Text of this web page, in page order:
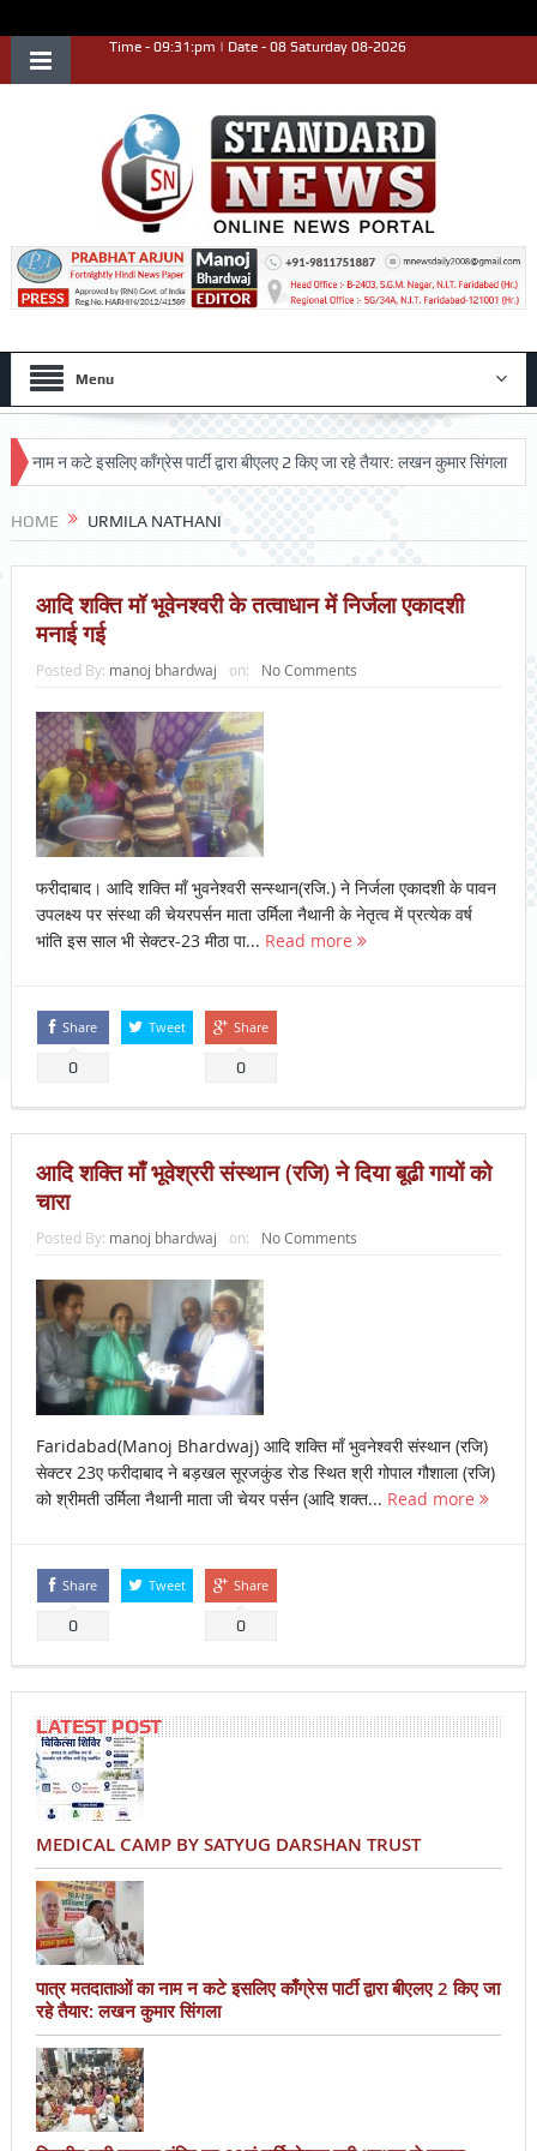
Time - 09:31:pm | Date - 08 Saturday 08-2026
Menu
न कटे इसलिए काँग्रेस पार्टी द्वारा बीएलए 2 किए जा रहे तैयार: लखन कुमार सिंगला
HOME URMILA NATHANI
आदि शक्ति मॉ भूवेनश्वरी के तत्वाधान में निर्जला एकादशी
मनाई गई
Posted By: manoj bhardwaj on: No Comments
फरीदाबाद। आदि शक्ति माँ भुवनेश्वरी सन्स्थान(रजि.) ने निर्जला एकादशी के पावन
उपलक्ष्य पर संस्था की चेयरपर्सन माता उर्मिला नैथानी के नेतृत्व में प्रत्येक वर्ष
भांति इस साल भी सेक्टर-23 मीठा पा... Read more
Share
0
Tweet Share
0
आदि शक्ति माँ भूवेश्ररी संस्थान (रजि) ने दिया बूढी गायों को
चारा
Posted By: manoj bhardwaj on: No Comments
Faridabad(Manoj Bhardwaj) आदि शक्ति माँ भुवनेश्वरी संस्थान (रजि)
सेक्टर 23ए फरीदाबाद ने बड़खल सूरजकुंड रोड स्थित श्री गोपाल गौशाला (रजि)
को श्रीमती उर्मिला नैथानी माता जी चेयर पर्सन (आदि शक्त... Read more
Share
0
Tweet Share
0
LATEST POST
MEDICAL CAMP BY SATYUG DARSHAN TRUST
पात्र मतदाताओं का नाम न कटे इसलिए काँग्रेस पार्टी द्वारा बीएलए 2 किए जा
रहे तैयार: लखन कुमार सिंगला